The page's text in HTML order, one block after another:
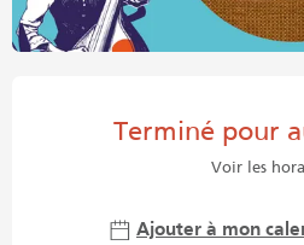
Terminé pour
Voir les
Ajouter à mon